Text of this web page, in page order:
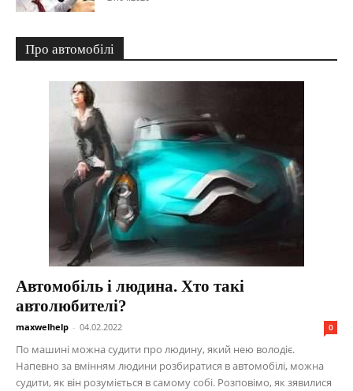
Про автомобілі
Автомобіль і людина. Хто такі
автолюбителі?
maxwelhelp - 04.02.2022 0
По машині можна судити про людину, який нею володіє.
Напевно за вмінням людини розбиратися в автомобілі, можна
судити, як він розуміється в самому собі. Розповімо, як зявилися